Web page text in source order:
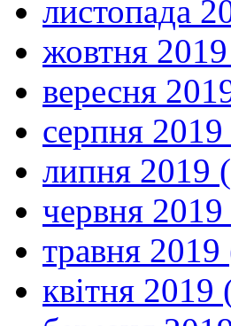
листопада
жовтня
вересня
серпня
липня 2019
червня
травня
квітня 2019